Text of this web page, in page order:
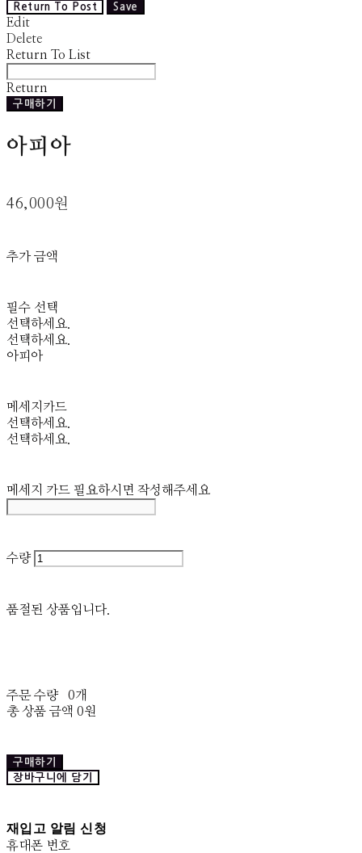
Return To Post Save
Edit
Delete
Return To List
Return
구매하기
아피아
46,000원
추가 금액
필수 선택
선택하세요.
선택하세요.
아피아
메세지카드
선택하세요.
선택하세요.
메세지 카드 필요하시면 작성해주세요
수량
품절된 상품입니다.
주문 수량
0개
총 상품 금액 0원
구매하기
장바구니에 담기
재입고 알림 신청
휴대폰 번호